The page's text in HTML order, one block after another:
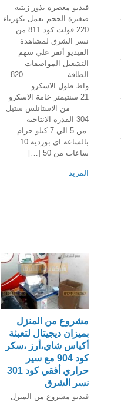
فيديو معصرة بذور زيتية
صغيرة الحجم تعمل بكهرباء
220 فولت كود 811 من
نسر الشرق لمشاهدة
الفيديو أنقر علي سهم
التشغيل المواصفات
الطاقة 820
واط طول الاسكرو
21 سنتيمتر خامة الاسكرو
من الاستانلس ستيل
304 القدره الانتاجيه
من 5 الي 7 كيلو جرام
بالساعه اي بورديه 10
ساعات من 50 […]
المزيد
مشروع من المنزل
بميزان ديجيتال لتعبئة
أكياس شاي،أرز ،سكر
كود 904 مع سير
حراري أفقي كود 301
نسر الشرق
فيديو مشروع من المنزل